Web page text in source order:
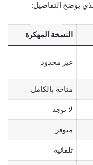
يوضح التفاصيل:
النسخة المهكرة
غير محدود
متاحة بالكامل
لا توجد
متوفر
تلقائية